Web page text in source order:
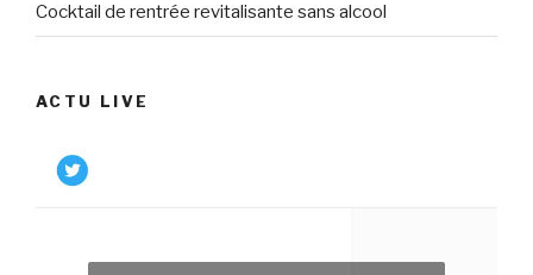
Cocktail de rentrée revitalisante sans alcool
ACTU LIVE